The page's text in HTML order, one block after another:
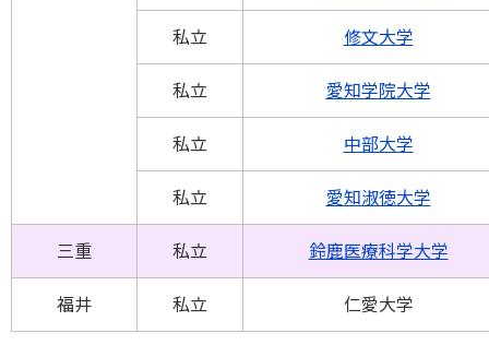
私立 修文大学
私立 愛知学院大学
私立 中部大学
私立 愛知淑徳大学
三重 私立 鈴鹿医療科学大学
福井 私立 仁愛大学